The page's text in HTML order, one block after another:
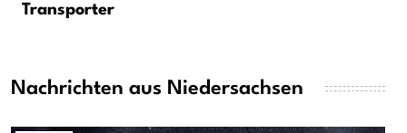
Transporter
Nachrichten aus Niedersachsen